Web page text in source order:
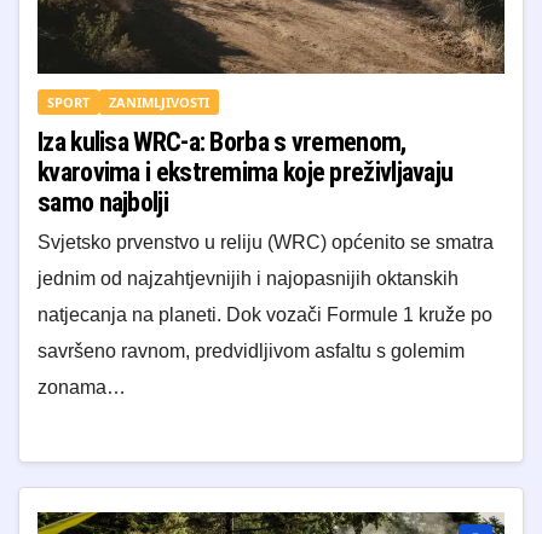
SPORT ZANIMLJIVOSTI
Iza kulisa WRC-a: Borba s vremenom,
kvarovima i ekstremima koje preživljavaju
samo najbolji
Svjetsko prvenstvo u reliju (WRC) općenito se smatra
jednim od najzahtjevnijih i najopasnijih oktanskih
natjecanja na planeti. Dok vozači Formule 1 kruže po
savršeno ravnom, predvidljivom asfaltu s golemim
zonama…